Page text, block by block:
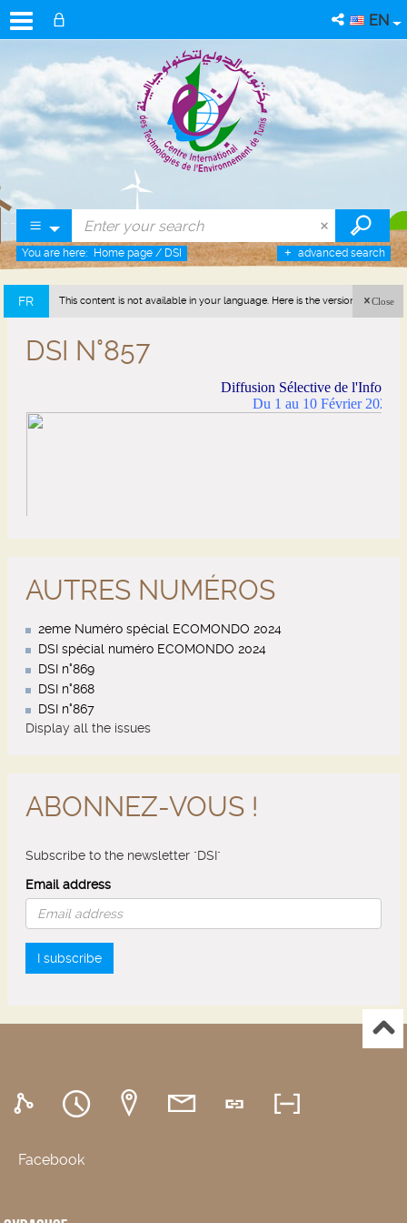
EN
advanced search
You are here: Home page / DSI
FR This content is not available in your language. Here is the version in french
Close
DSI N°857
AUTRES NUMÉROS
2eme Numéro spécial ECOMONDO 2024
DSI spécial numéro ECOMONDO 2024
DSI n°869
DSI n°868
DSI n°867
Display all the issues
ABONNEZ-VOUS !
Subscribe to the newsletter "DSI"
Email address
I subscribe
Facebook